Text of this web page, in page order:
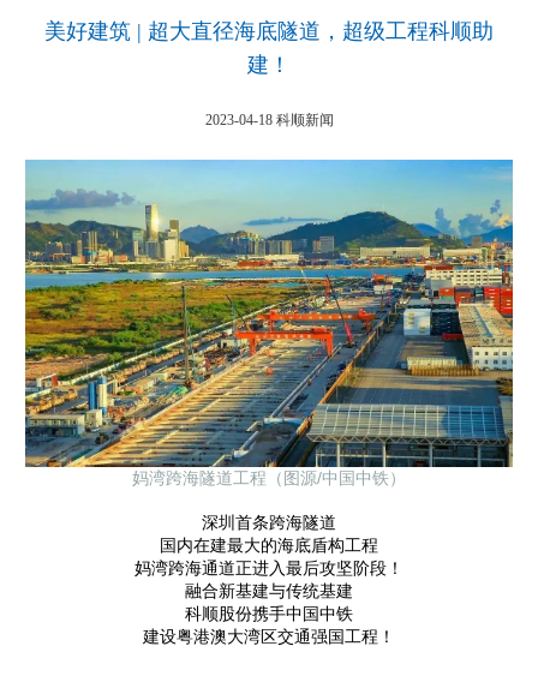
美好建筑 | 超大直径海底隧道，超级工程科顺助
建！
2023-04-18 科顺新闻
妈湾跨海隧道工程（图源/中国中铁）
深圳首条跨海隧道
国内在建最大的海底盾构工程
妈湾跨海通道正进入最后攻坚阶段！
融合新基建与传统基建
科顺股份携手中国中铁
建设粤港澳大湾区交通强国工程！